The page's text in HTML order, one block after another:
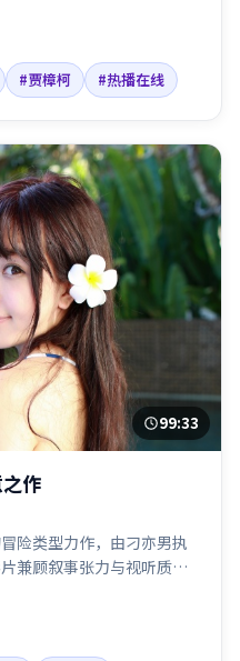
，节奏利落，适合院线口
#贾樟柯 #热播在线
99:33
作
险类型力作，由刁亦男执
兼顾叙事张力与视听质
大陆」「刁亦男导演」等
碰撞展开，节奏利落，适